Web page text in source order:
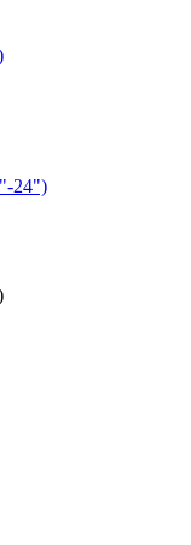
24")